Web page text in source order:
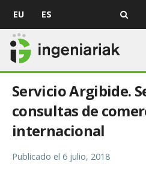
EU ES
Servicio Argibide.
consultas de
internacional
Publicado el 6 julio, 2018